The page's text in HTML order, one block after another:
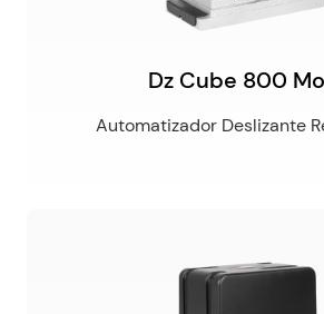
Dz Cube 800
Automatizador Deslizante